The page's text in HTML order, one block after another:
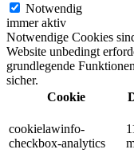
Notwendig
immer aktiv
Notwendige Cookies
Website unbedingt
grundlegende
sicher.
Cookie
cookielawinfo-
checkbox-analytics